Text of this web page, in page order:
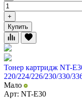
+
Купить
Тонер картридж NT-
220/224/226/230/330/
Мало
Арт: NT-E30